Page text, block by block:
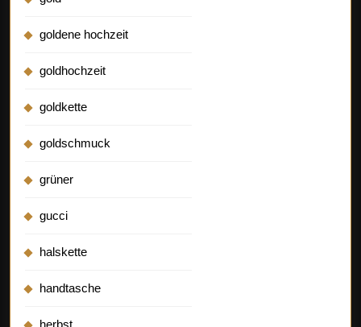
goldene hochzeit
goldhochzeit
goldkette
goldschmuck
grüner
gucci
halskette
handtasche